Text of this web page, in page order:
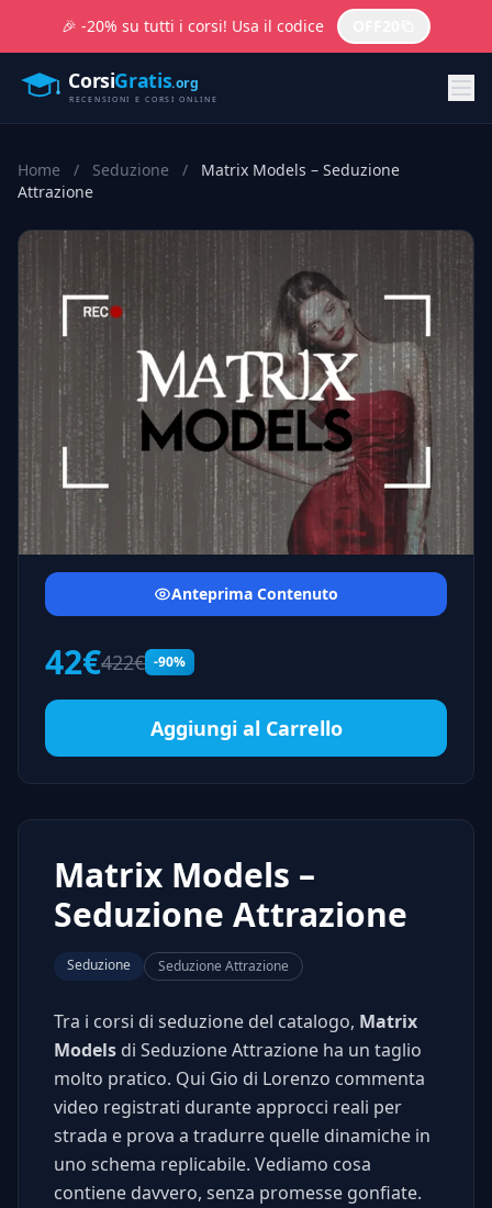
🎉 -20% su tutti i corsi! Usa il codice
Home / Seduzione /
Matrix Models – Seduzione
Attrazione
Anteprima Contenuto
42€422€ -90%
Aggiungi al Carrello
Matrix Models –
Seduzione Attrazione
Seduzione Seduzione Attrazione
Tra i corsi di seduzione del catalogo, Matrix
Models di Seduzione Attrazione ha un taglio
molto pratico. Qui Gio di Lorenzo commenta
video registrati durante approcci reali per
strada e prova a tradurre quelle dinamiche in
uno schema replicabile. Vediamo cosa
contiene davvero, senza promesse gonfiate.